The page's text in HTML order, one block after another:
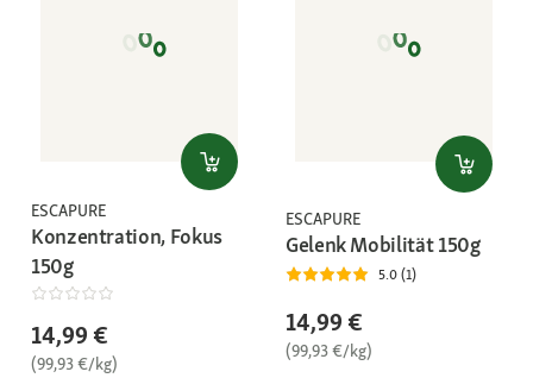
ESCAPURE
Konzentration, Fokus
150g
14,99 €
(99,93 €/kg)
ESCAPURE
Gelenk Mobilität 150g
5.0 (1)
14,99 €
(99,93 €/kg)